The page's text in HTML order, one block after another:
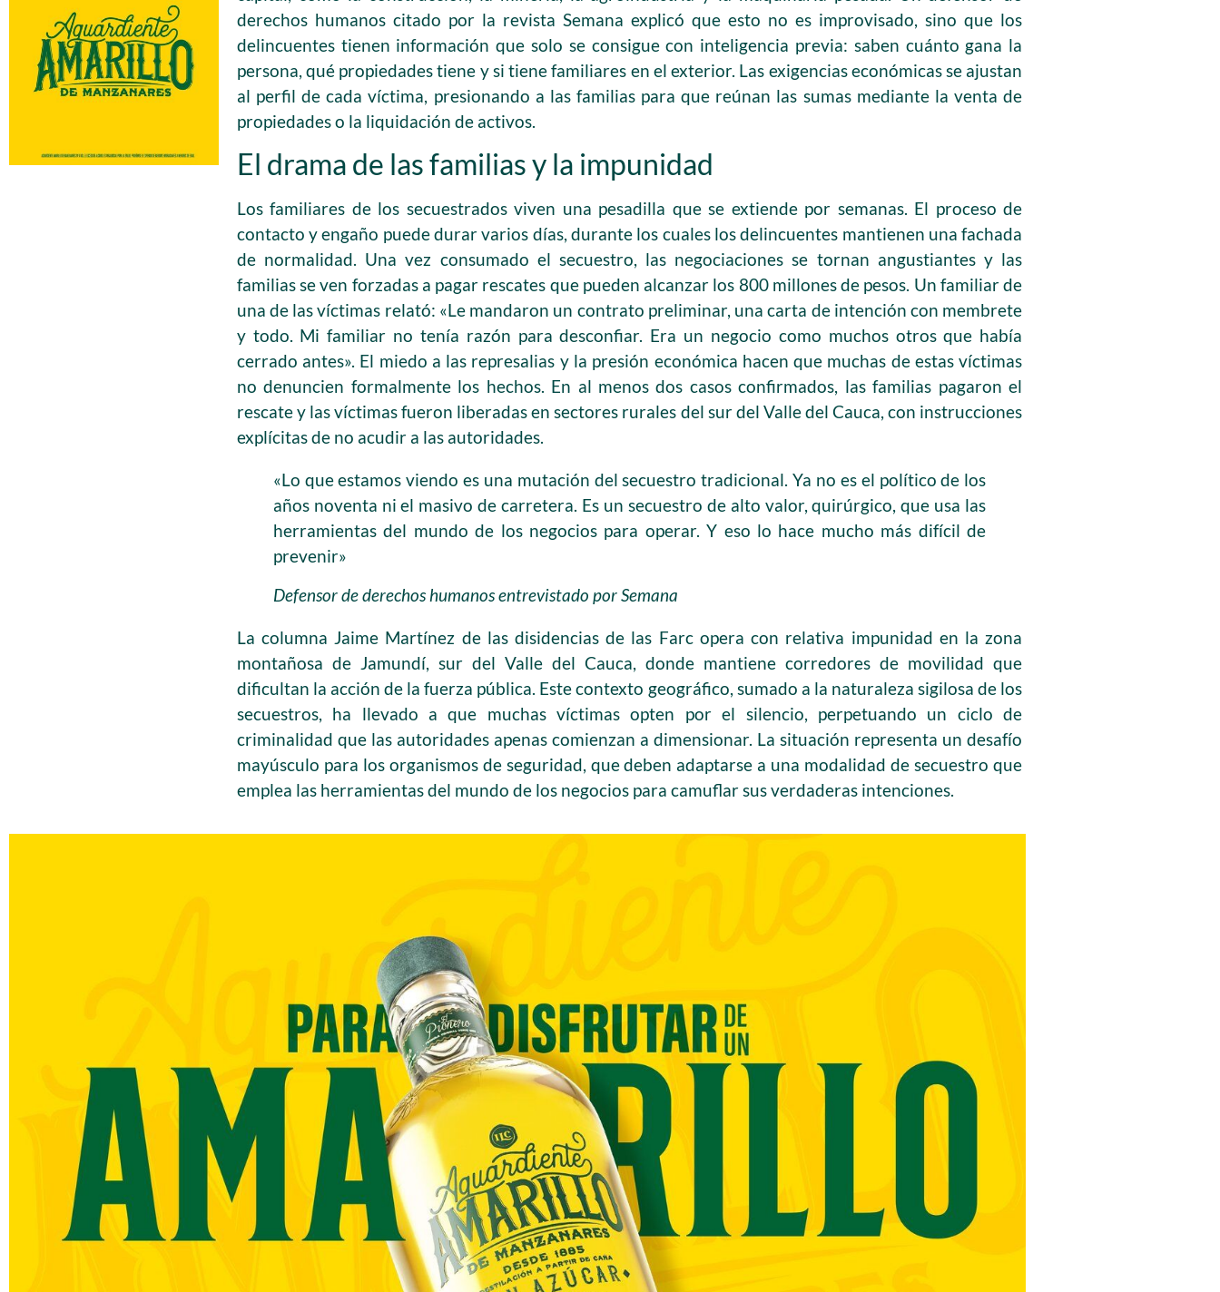
derechos humanos citado por la revista Semana explicó que esto no es improvisado, sino que los
delincuentes tienen información que solo se consigue con inteligencia previa: saben cuánto gana la
persona, qué propiedades tiene y si tiene familiares en el exterior. Las exigencias económicas se ajustan
al perfil de cada víctima, presionando a las familias para que reúnan las sumas mediante la venta de
propiedades o la liquidación de activos.
El drama de las familias y la impunidad
Los familiares de los secuestrados viven una pesadilla que se extiende por semanas. El proceso de
contacto y engaño puede durar varios días, durante los cuales los delincuentes mantienen una fachada
de normalidad. Una vez consumado el secuestro, las negociaciones se tornan angustiantes y las
familias se ven forzadas a pagar rescates que pueden alcanzar los 800 millones de pesos. Un familiar de
una de las víctimas relató: «Le mandaron un contrato preliminar, una carta de intención con membrete
y todo. Mi familiar no tenía razón para desconfiar. Era un negocio como muchos otros que había
cerrado antes». El miedo a las represalias y la presión económica hacen que muchas de estas víctimas
no denuncien formalmente los hechos. En al menos dos casos confirmados, las familias pagaron el
rescate y las víctimas fueron liberadas en sectores rurales del sur del Valle del Cauca, con instrucciones
explícitas de no acudir a las autoridades.
«Lo que estamos viendo es una mutación del secuestro tradicional. Ya no es el político de los
años noventa ni el masivo de carretera. Es un secuestro de alto valor, quirúrgico, que usa las
herramientas del mundo de los negocios para operar. Y eso lo hace mucho más difícil de
prevenir»
Defensor de derechos humanos entrevistado por Semana
La columna Jaime Martínez de las disidencias de las Farc opera con relativa impunidad en la zona
montañosa de Jamundí, sur del Valle del Cauca, donde mantiene corredores de movilidad que
dificultan la acción de la fuerza pública. Este contexto geográfico, sumado a la naturaleza sigilosa de los
secuestros, ha llevado a que muchas víctimas opten por el silencio, perpetuando un ciclo de
criminalidad que las autoridades apenas comienzan a dimensionar. La situación representa un desafío
mayúsculo para los organismos de seguridad, que deben adaptarse a una modalidad de secuestro que
emplea las herramientas del mundo de los negocios para camuflar sus verdaderas intenciones.